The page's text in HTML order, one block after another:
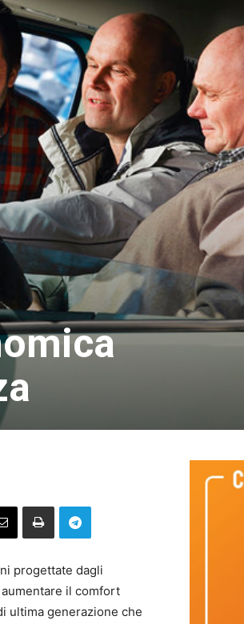
progettate dagli
il comfort
ultima generazione che